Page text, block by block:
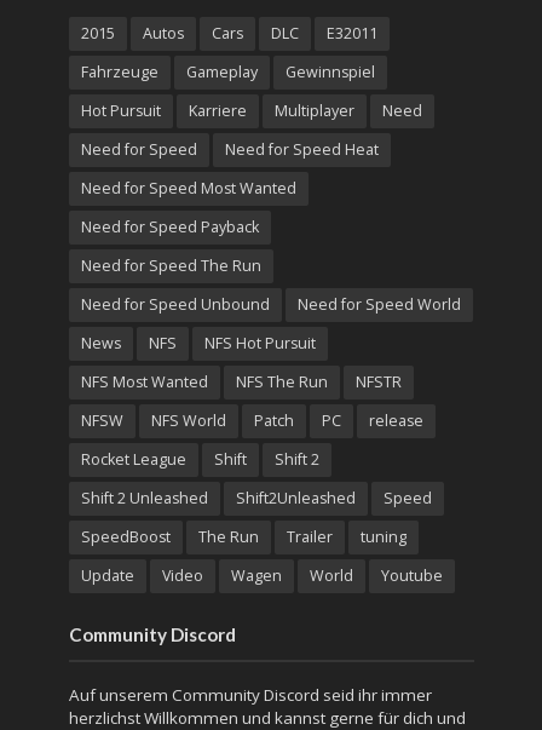
2015 Autos Cars DLC
E32011
Fahrzeuge
Gameplay
Gewinnspiel
Hot Pursuit
Karriere Multiplayer
Need
Need for Speed
Need for Speed Heat
Need for Speed Most Wanted
Need for Speed Payback
Need for Speed The Run
Need for Speed Unbound
Need for Speed World
News
NFS
NFS Hot Pursuit
NFS Most Wanted
NFS The Run
NFSTR
NFSW
NFS World Patch PC
release
Rocket League
Shift
Shift 2
Shift 2 Unleashed
Shift2Unleashed
Speed
SpeedBoost
The Run Trailer
tuning
Update
Video Wagen World Youtube
Community Discord
Auf unserem Community Discord seid ihr immer
herzlichst Willkommen und kannst gerne für dich und